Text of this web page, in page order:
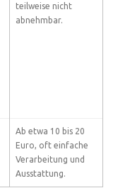
teilweise nicht
abnehmbar.
Ab etwa 10 bis 20
Euro, oft einfache
Verarbeitung und
Ausstattung.